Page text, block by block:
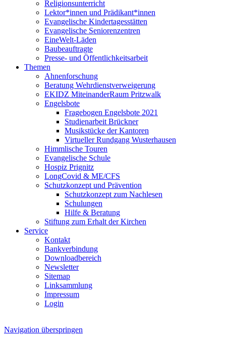
Religionsunterricht
Lektor*innen und Prädikant*innen
Evangelische Kindertagesstätten
Evangelische Seniorenzentren
EineWelt-Läden
Baubeauftragte
Presse- und Öffentlichkeitsarbeit
Themen
Ahnenforschung
Beratung Wehrdienstverweigerung
EKIDZ MiteinanderRaum Pritzwalk
Engelsbote
Fragebogen Engelsbote 2021
Studienarbeit Brückner
Musikstücke der Kantoren
Virtueller Rundgang Wusterhausen
Himmlische Touren
Evangelische Schule
Hospiz Prignitz
LongCovid & ME/CFS
Schutzkonzept und Prävention
Schutzkonzept zum Nachlesen
Schulungen
Hilfe & Beratung
Stiftung zum Erhalt der Kirchen
Service
Kontakt
Bankverbindung
Downloadbereich
Newsletter
Sitemap
Linksammlung
Impressum
Login
Navigation überspringen